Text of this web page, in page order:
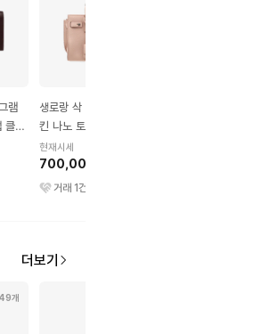
램
클러
생로랑 삭 드쥬르 카프스
킨 나노 토트백 마블 핑크
현재시세
700,000원
거래 1건
더보기
49개